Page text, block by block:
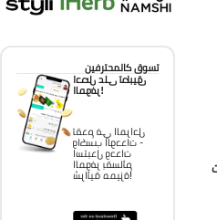
تسوق كالمحترفين
احصل على تطبيق
الموفر!
تقدم في المراحل
واكسب الوحدات -
استبدل وحدات
الموفر بقسائم
شرائية مميزة!